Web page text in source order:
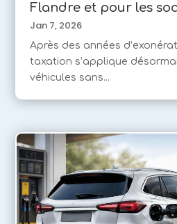
Flandre et pour les
Jan 7, 2026
Après des années
taxation s’applique
véhicules sans...